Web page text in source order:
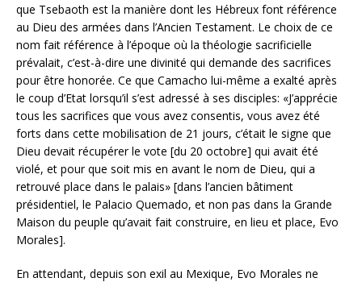
que Tsebaoth est la manière dont les Hébreux font référence
au Dieu des armées dans l’Ancien Testament. Le choix de ce
nom fait référence à l’époque où la théologie sacrificielle
prévalait, c’est-à-dire une divinité qui demande des sacrifices
pour être honorée. Ce que Camacho lui-même a exalté après
le coup d’Etat lorsqu’il s’est adressé à ses disciples: «J’apprécie
tous les sacrifices que vous avez consentis, vous avez été
forts dans cette mobilisation de 21 jours, c’était le signe que
Dieu devait récupérer le vote [du 20 octobre] qui avait été
violé, et pour que soit mis en avant le nom de Dieu, qui a
retrouvé place dans le palais» [dans l’ancien bâtiment
présidentiel, le Palacio Quemado, et non pas dans la Grande
Maison du peuple qu’avait fait construire, en lieu et place, Evo
Morales].
En attendant, depuis son exil au Mexique, Evo Morales ne